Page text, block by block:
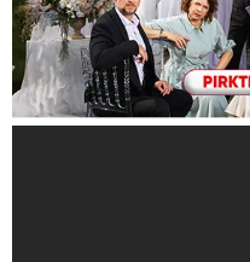
Papildoma pastaba
Video